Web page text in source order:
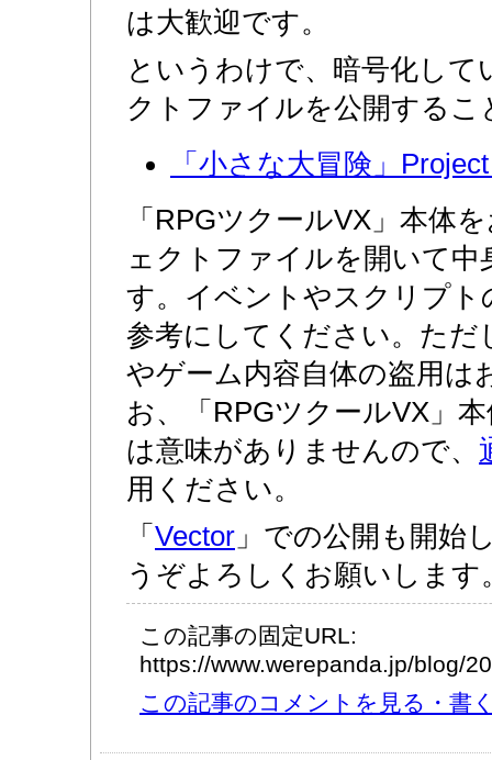
は大歓迎です。
というわけで、暗号化し
クトファイルを公開するこ
「小さな大冒険」
「RPGツクールVX」本体
ェクトファイルを開いて
す。イベントやスクリプト
参考にしてください。ただ
やゲーム内容自体の盗用は
お、「RPGツクールVX」
は意味がありませんので、
用ください。
「 Vector 」での公開も開始
うぞよろしくお願いします
この記事の固定URL:
https://www.werepanda.jp/blog/
この記事のコメントを見る・書